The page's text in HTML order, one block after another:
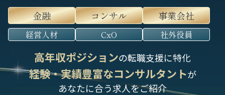
金融
コンサル 事業会社
経営人材 CxO 社外役員
高年収ポジションの転職支援に特化
経験・実績豊富なコンサルタントが
あなたに合う求人をご紹介